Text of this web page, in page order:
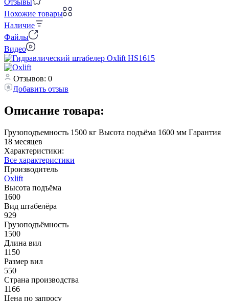
Похожие товары
Наличие
Файлы
Видео
Отзывов: 0
Добавить отзыв
Описание товара:
Грузоподъемность 1500 кг Высота подъёма 1600 мм Гарантия
18 месяцев
Характеристики:
Все характеристики
Производитель
Oxlift
Высота подъёма
1600
Вид штабелёра
929
Грузоподъёмность
1500
Длина вил
1150
Размер вил
550
Страна производства
1166
Цена по запросу